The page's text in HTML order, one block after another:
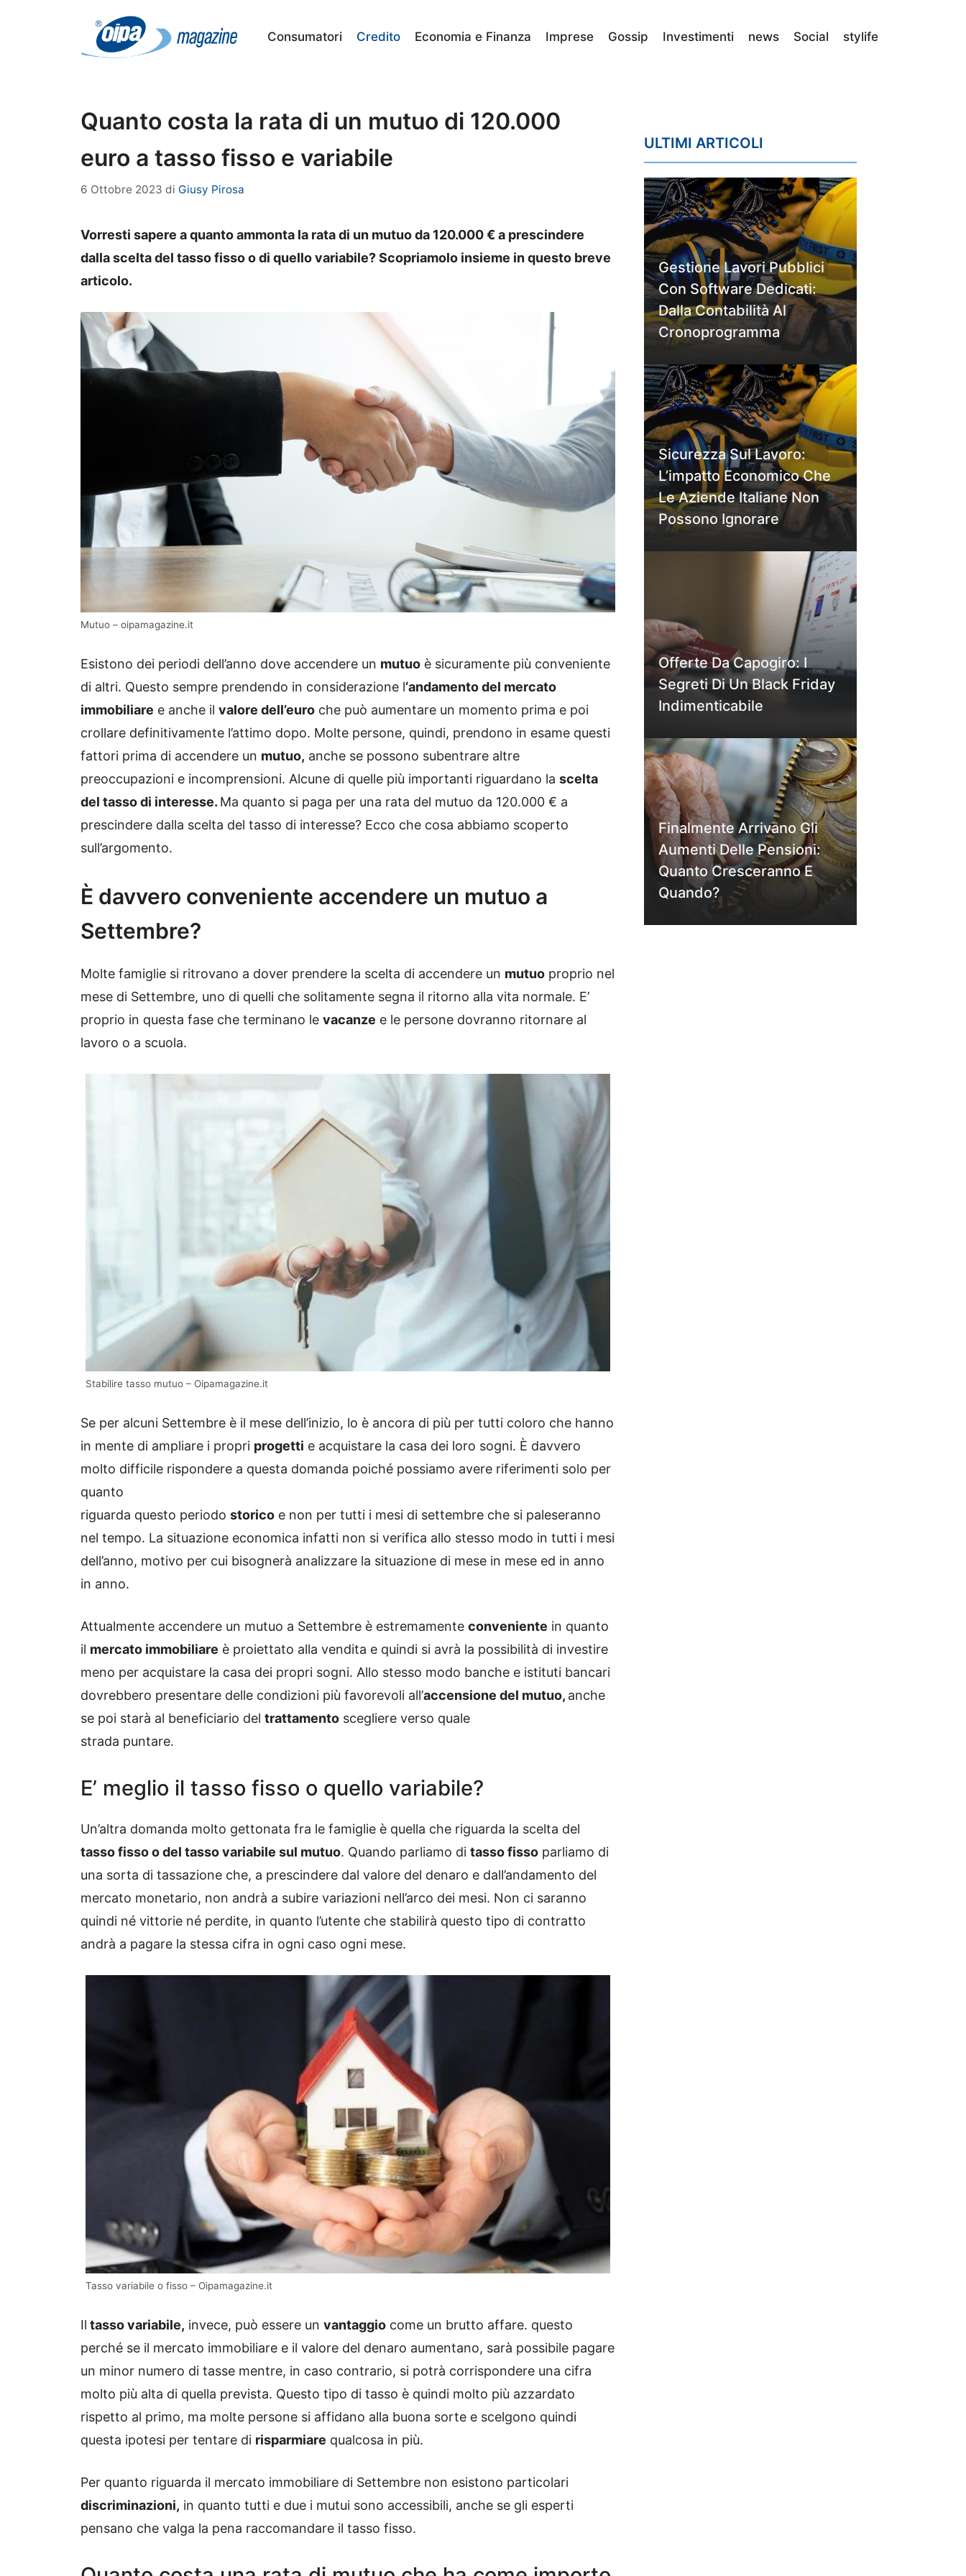
Consumatori Credito Economia e Finanza Imprese Gossip Investimenti news Social stylife
Quanto costa la rata di un mutuo di 120.000
euro a tasso fisso e variabile
6 Ottobre 2023 di Giusy Pirosa
Vorresti sapere a quanto ammonta la rata di un mutuo da 120.000 € a prescindere
dalla scelta del tasso fisso o di quello variabile? Scopriamolo insieme in questo breve
articolo.
Mutuo – oipamagazine.it
Esistono dei periodi dell’anno dove accendere un mutuo è sicuramente più conveniente
di altri. Questo sempre prendendo in considerazione l‘andamento del mercato
immobiliare e anche il valore dell’euro che può aumentare un momento prima e poi
crollare definitivamente l’attimo dopo. Molte persone, quindi, prendono in esame questi
fattori prima di accendere un mutuo, anche se possono subentrare altre
preoccupazioni e incomprensioni. Alcune di quelle più importanti riguardano la scelta
del tasso di interesse. Ma quanto si paga per una rata del mutuo da 120.000 € a
prescindere dalla scelta del tasso di interesse? Ecco che cosa abbiamo scoperto
sull’argomento.
È davvero conveniente accendere un mutuo a
Settembre?
Molte famiglie si ritrovano a dover prendere la scelta di accendere un mutuo proprio nel
mese di Settembre, uno di quelli che solitamente segna il ritorno alla vita normale. E’
proprio in questa fase che terminano le vacanze e le persone dovranno ritornare al
lavoro o a scuola.
Stabilire tasso mutuo – Oipamagazine.it
Se per alcuni Settembre è il mese dell’inizio, lo è ancora di più per tutti coloro che hanno
in mente di ampliare i propri progetti e acquistare la casa dei loro sogni. È davvero
molto difficile rispondere a questa domanda poiché possiamo avere riferimenti solo per
quanto
riguarda questo periodo storico e non per tutti i mesi di settembre che si paleseranno
nel tempo. La situazione economica infatti non si verifica allo stesso modo in tutti i mesi
dell’anno, motivo per cui bisognerà analizzare la situazione di mese in mese ed in anno
in anno.
Attualmente accendere un mutuo a Settembre è estremamente conveniente in quanto
il mercato immobiliare è proiettato alla vendita e quindi si avrà la possibilità di investire
meno per acquistare la casa dei propri sogni. Allo stesso modo banche e istituti bancari
dovrebbero presentare delle condizioni più favorevoli all’accensione del mutuo, anche
se poi starà al beneficiario del trattamento scegliere verso quale
strada puntare.
E’ meglio il tasso fisso o quello variabile?
Un’altra domanda molto gettonata fra le famiglie è quella che riguarda la scelta del
tasso fisso o del tassovariabile sul mutuo. Quando parliamo di tasso fisso parliamo di
una sorta di tassazione che, a prescindere dal valore del denaro e dall’andamento del
mercato monetario, non andrà a subire variazioni nell’arco dei mesi. Non ci saranno
quindi né vittorie né perdite, in quanto l’utente che stabilirà questo tipo di contratto
andrà a pagare la stessa cifra in ogni caso ogni mese.
Tasso variabile o fisso – Oipamagazine.it
Il tasso variabile, invece, può essere un vantaggio come un brutto affare. questo
perché se il mercato immobiliare e il valore del denaro aumentano, sarà possibile pagare
un minor numero di tasse mentre, in caso contrario, si potrà corrispondere una cifra
molto più alta di quella prevista. Questo tipo di tasso è quindi molto più azzardato
rispetto al primo, ma molte persone si affidano alla buona sorte e scelgono quindi
questa ipotesi per tentare di risparmiare qualcosa in più.
Per quanto riguarda il mercato immobiliare di Settembre non esistono particolari
discriminazioni, in quanto tutti e due i mutui sono accessibili, anche se gli esperti
pensano che valga la pena raccomandare il tasso fisso.
ULTIMI ARTICOLI
Gestione Lavori Pubblici
Con Software Dedicati:
Dalla Contabilità Al
Cronoprogramma
Sicurezza Sul Lavoro:
L’impatto Economico Che
Le Aziende Italiane Non
Possono Ignorare
Offerte Da Capogiro: I
Segreti Di Un Black Friday
Indimenticabile
Finalmente Arrivano Gli
Aumenti Delle Pensioni:
Quanto Cresceranno E
Quando?